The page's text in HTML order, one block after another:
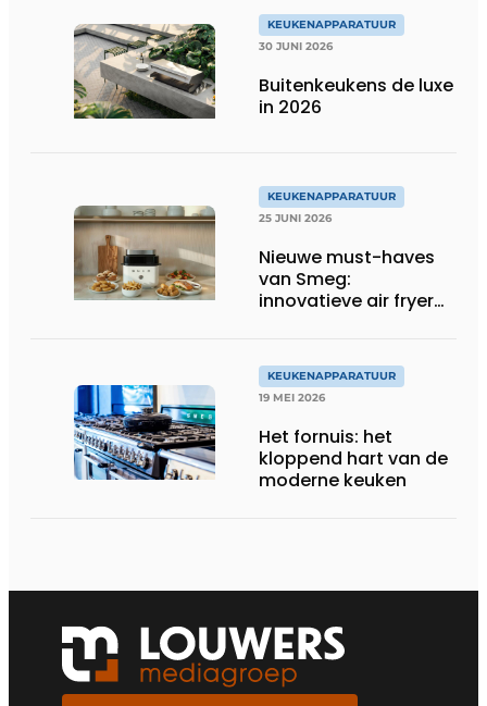
KEUKENAPPARATUUR
30 JUNI 2026
Buitenkeukens de luxe
in 2026
KEUKENAPPARATUUR
25 JUNI 2026
Nieuwe must-haves
van Smeg:
innovatieve air fryer
KEUKENAPPARATUUR
19 MEI 2026
Het fornuis: het
kloppend hart van de
moderne keuken